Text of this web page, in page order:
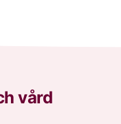
vård